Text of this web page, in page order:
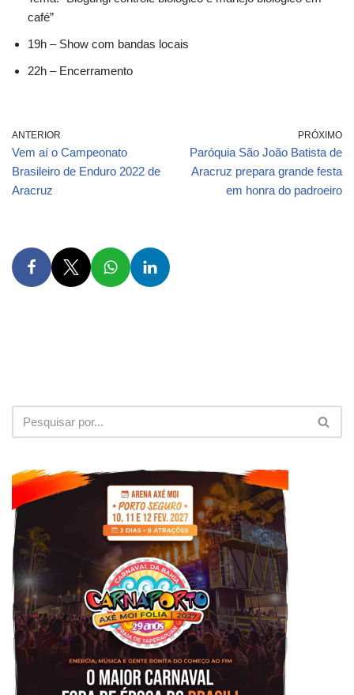
café”
19h – Show com bandas locais
22h – Encerramento
ANTERIOR
Vem aí o Campeonato
Brasileiro de Enduro 2022 de
Aracruz
PRÓXIMO
Paróquia São João Batista de
Aracruz prepara grande festa
em honra do padroeiro